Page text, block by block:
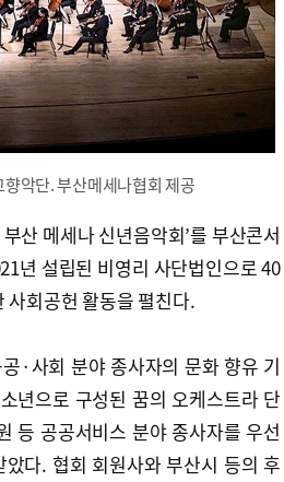
향악단. 부산메세나협회 제공
산 메세나 신년음악회’를 부산콘서
년 설립된 비영리 사단법인으로 40
사회공헌 활동을 펼친다.
·사회 분야 종사자의 문화 향유 기
년으로 구성된 꿈의 오케스트라 단
등 공공서비스 분야 종사자를 우선
다. 협회 회원사와 부산시 등의 후